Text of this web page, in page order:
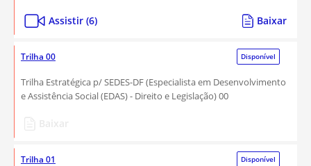
Assistir (6) Baixar
Trilha 00 Disponível
Trilha Estratégica p/ SEDES-DF (Especialista em Desenvolvimento
e Assistência Social (EDAS) - Direito e Legislação) 00
Trilha 01 Disponível